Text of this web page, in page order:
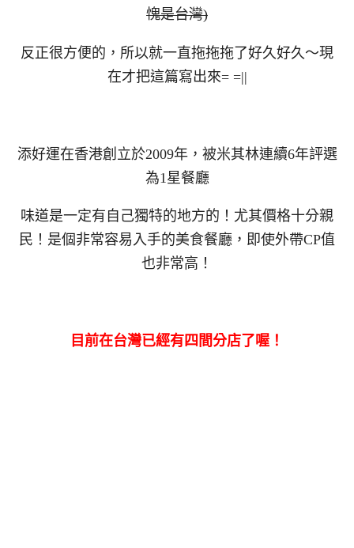
愧是台灣)
反正很方便的，所以就一直拖拖拖了好久好久～現
在才把這篇寫出來= =||
添好運在香港創立於2009年，被米其林連續6年評選
為1星餐廳
味道是一定有自己獨特的地方的！尤其價格十分親
民！是個非常容易入手的美食餐廳，即使外帶CP值
也非常高！
目前在台灣已經有四間分店了喔！